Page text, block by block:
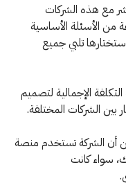
مع هذه الشركات
الأسئلة الأساسية
تلبي جميع
الإجمالية لتصميم
بين الشركات المختلفة.
أن الشركة تستخدم منصة
سواء كانت